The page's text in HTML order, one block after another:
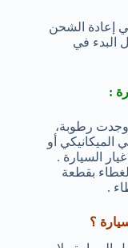
إعادة الشحن
البدء في
:
وجدت رطوبة،
الميكانيكي أو
السيارة .
بقطعة
.
؟